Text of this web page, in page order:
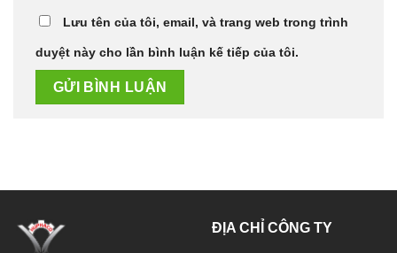
Lưu tên của tôi, email, và trang web trong trình
duyệt này cho lần bình luận kế tiếp của tôi.
ĐỊA CHỈ CÔNG TY